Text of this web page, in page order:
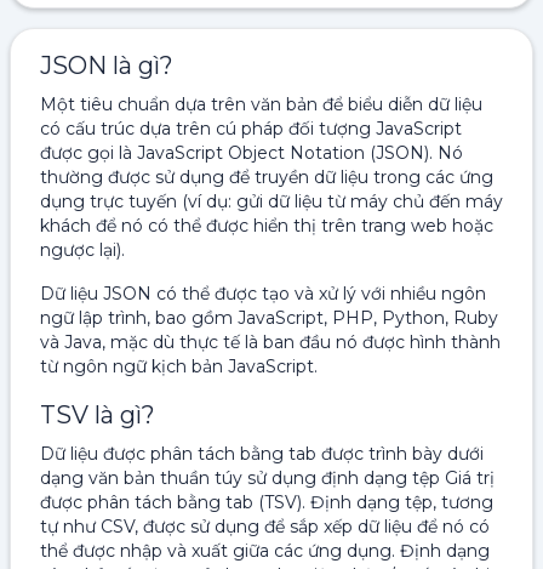
JSON là gì?
Một tiêu chuẩn dựa trên văn bản để biểu diễn dữ liệu
có cấu trúc dựa trên cú pháp đối tượng JavaScript
được gọi là JavaScript Object Notation (JSON). Nó
thường được sử dụng để truyền dữ liệu trong các ứng
dụng trực tuyến (ví dụ: gửi dữ liệu từ máy chủ đến máy
khách để nó có thể được hiển thị trên trang web hoặc
ngược lại).
Dữ liệu JSON có thể được tạo và xử lý với nhiều ngôn
ngữ lập trình, bao gồm JavaScript, PHP, Python, Ruby
và Java, mặc dù thực tế là ban đầu nó được hình thành
từ ngôn ngữ kịch bản JavaScript.
TSV là gì?
Dữ liệu được phân tách bằng tab được trình bày dưới
dạng văn bản thuần túy sử dụng định dạng tệp Giá trị
được phân tách bằng tab (TSV). Định dạng tệp, tương
tự như CSV, được sử dụng để sắp xếp dữ liệu để nó có
thể được nhập và xuất giữa các ứng dụng. Định dạng